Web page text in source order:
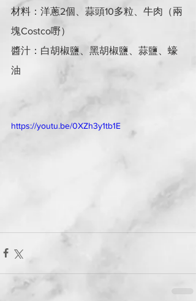
材料：洋蔥2個、蒜頭10多粒、牛肉（兩
塊Costco嘢）
醬汁：白胡椒鹽、黑胡椒鹽、蒜鹽、蠔
油
https://youtu.be/0XZh3y1tb1E